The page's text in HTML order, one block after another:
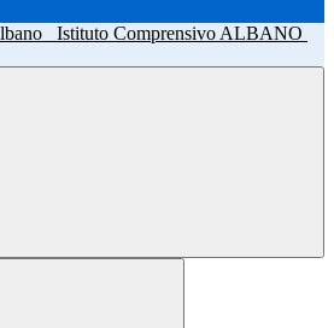
Istituto Comprensivo ALBANO